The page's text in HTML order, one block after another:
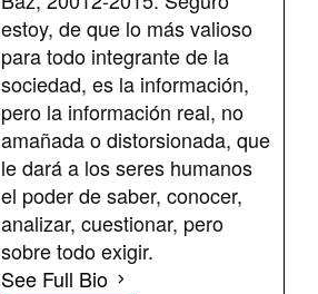
estoy, de que lo más valioso
para todo integrante de la
sociedad, es la información,
pero la información real, no
amañada o distorsionada, que
le dará a los seres humanos
el poder de saber, conocer,
analizar, cuestionar, pero
sobre todo exigir.
See Full Bio